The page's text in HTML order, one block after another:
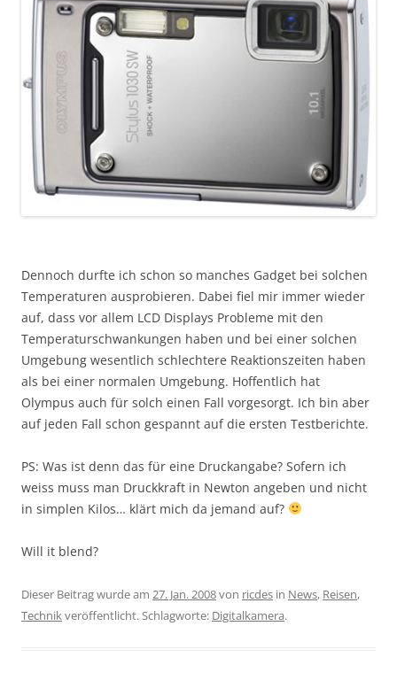
Dennoch durfte ich schon so manches Gadget bei solchen
Temperaturen ausprobieren. Dabei fiel mir immer wieder
auf, dass vor allem LCD Displays Probleme mit den
Temperaturschwankungen haben und bei einer solchen
Umgebung wesentlich schlechtere Reaktionszeiten haben
als bei einer normalen Umgebung. Hoffentlich hat
Olympus auch für solch einen Fall vorgesorgt. Ich bin aber
auf jeden Fall schon gespannt auf die ersten Testberichte.
PS: Was ist denn das für eine Druckangabe? Sofern ich
weiss muss man Druckkraft in Newton angeben und nicht
in simplen Kilos… klärt mich da jemand auf?
Will it blend?
Dieser Beitrag wurde am 27. Jan. 2008von ricdes in News, Reisen,
Technikveröffentlicht. Schlagworte: Digitalkamera.